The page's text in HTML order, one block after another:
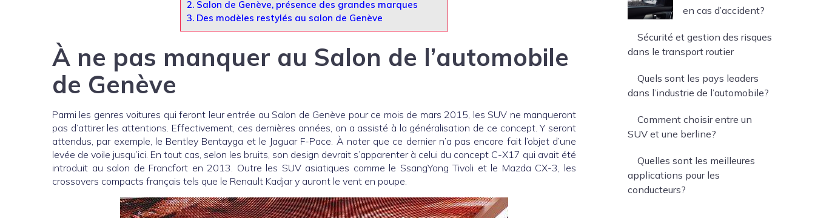
2. Salon de Genève, présence des grandes marques
3. Des modèles restylés au salon de Genève
À ne pas manquer au Salon de l’automobile
de Genève
Parmi les genres voitures qui feront leur entrée au Salon de Genève pour ce mois de mars 2015, les SUV ne manqueront
pas d’attirer les attentions. Effectivement, ces dernières années, on a assisté à la généralisation de ce concept. Y seront
attendus, par exemple, le Bentley Bentayga et le Jaguar F-Pace. À noter que ce dernier n’a pas encore fait l’objet d’une
levée de voile jusqu’ici. En tout cas, selon les bruits, son design devrait s’apparenter à celui du concept C-X17 qui avait été
introduit au salon de Francfort en 2013. Outre les SUV asiatiques comme le SsangYong Tivoli et le Mazda CX-3, les
crossovers compacts français tels que le Renault Kadjar y auront le vent en poupe.
en cas d’accident?
Sécurité et gestion des risques
dans le transport routier
Quels sont les pays leaders
dans l’industrie de l’automobile?
Comment choisir entre un
SUV et une berline?
Quelles sont les meilleures
applications pour les
conducteurs?